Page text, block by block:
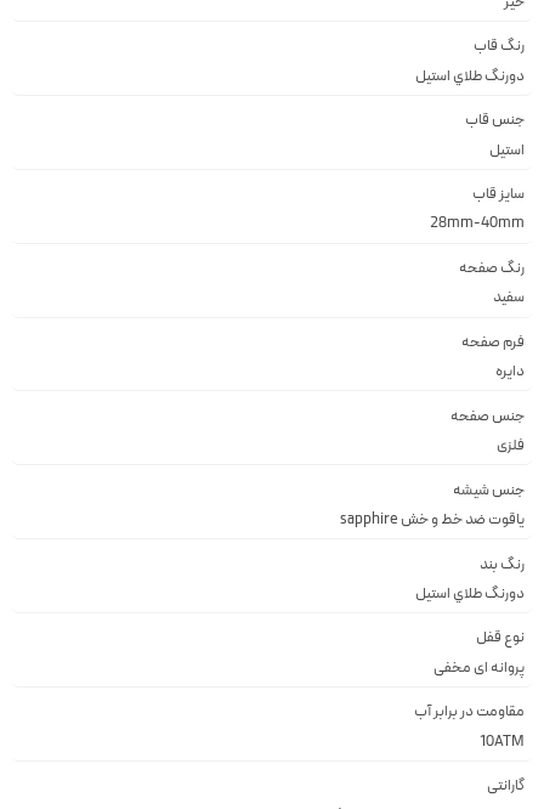
رنگ قاب
دورنگ طلاي استيل
جنس قاب
استيل
سایز قاب
28mm-40mm
رنگ صفحه
سفيد
فرم صفحه
دايره
جنس صفحه
فلزى
جنس شیشه
ياقوت ضد خط و خش sapphire
رنگ بند
دورنگ طلاي استيل
نوع قفل
پروانه اى مخفى
مقاومت در برابر آب
10ATM
گارانتی